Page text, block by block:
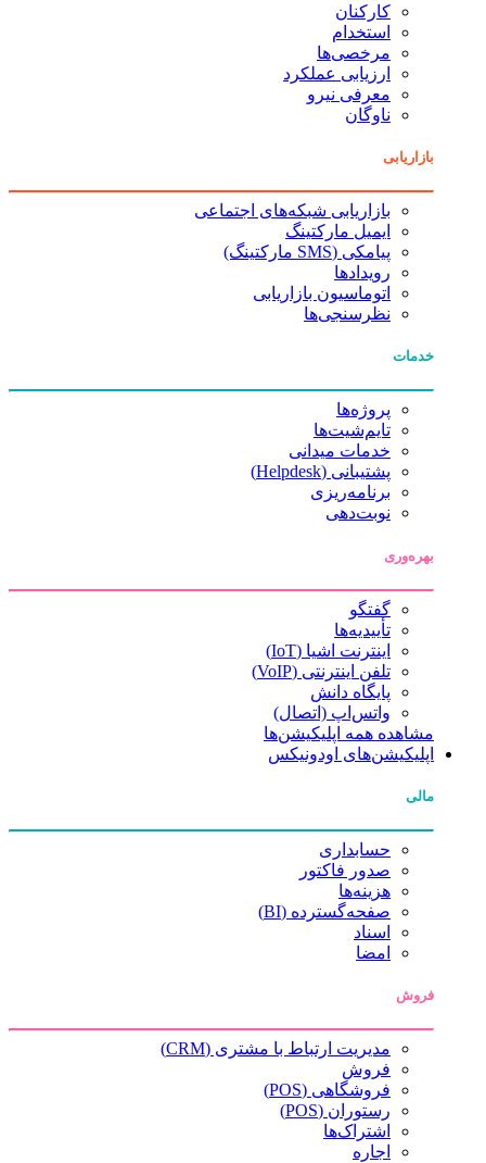
کارکنان
استخدام
مرخصی‌ها
ارزیابی عملکرد
معرفی نیرو
ناوگان
بازاریابی
بازاریابی شبکه‌های اجتماعی
ایمیل مارکتینگ
پیامکی (SMS مارکتینگ)
رویدادها
اتوماسیون بازاریابی
نظرسنجی‌ها
خدمات
پروژه‌ها
تایم‌شیت‌ها
خدمات میدانی
پشتیبانی (Helpdesk)
برنامه‌ریزی
نوبت‌دهی
بهره‌وری
گفتگو
تأییدیه‌ها
اینترنت اشیا (IoT)
تلفن اینترنتی (VoIP)
پایگاه دانش
واتس‌اپ (اتصال)
مشاهده همه اپلیکیشن‌ها
اپلیکیشن‌های اودونیکس
مالی
حسابداری
صدور فاکتور
هزینه‌ها
صفحه‌گسترده (BI)
اسناد
امضا
فروش
مدیریت ارتباط با مشتری (CRM)
فروش
فروشگاهی (POS)
رستوران (POS)
اشتراک‌ها
اجاره